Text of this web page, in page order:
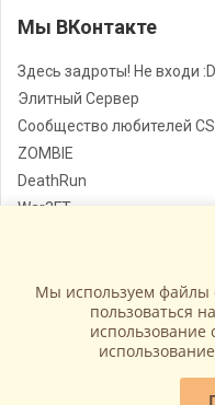
Мы ВКонтакте
Здесь задроты! Не входи :D
Элитный Сервер
Сообщество любителей CS
ZOMBIE
DeathRun
War3FT
Лучшие сервера Counter -
Работает наGameCMS
Мы используем файлы
пользоваться
использование